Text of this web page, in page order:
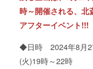
時～開催される、北
アフターイベント!!!
◆日時 2024年8月
(火)19時～22時